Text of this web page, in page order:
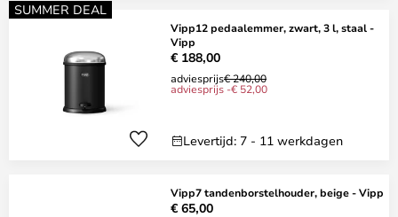
SUMMER DEAL
Vipp12 pedaalemmer, zwart, 3 l, staal -
Vipp
€ 188,00
adviesprijs€ 240,00
adviesprijs -€ 52,00
Levertijd: 7 - 11 werkdagen
Vipp7 tandenborstelhouder, beige - Vipp
€ 65,00